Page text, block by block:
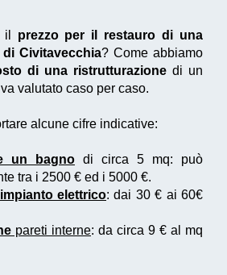
il prezzo per il restauro di una
Civitavecchia? Come abbiamo
di una ristrutturazione di un
valutato caso per caso.
alcune cifre indicative:
un bagno di circa 5 mq: può
tra i 2500 € ed i 5000 €.
impianto elettrico: dai 30 € ai 60€
pareti interne: da circa 9 € al mq